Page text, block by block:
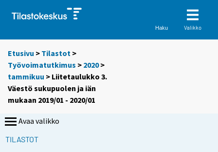
Haku Valikko
Etusivu > Tilastot >
Työvoimatutkimus > 2020>
tammikuu > Liitetaulukko 3.
Väestö sukupuolen ja iän
mukaan 2019/01 - 2020/01
Avaa valikko
TILASTOT